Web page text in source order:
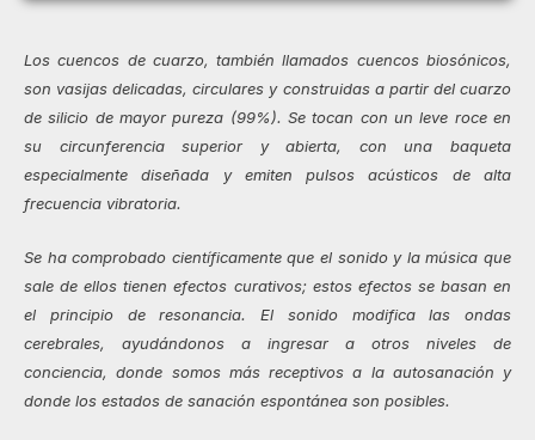
Los cuencos de cuarzo, también llamados cuencos biosónicos,
son vasijas delicadas, circulares y construidas a partir del cuarzo
de silicio de mayor pureza (99%). Se tocan con un leve roce en
su circunferencia superior y abierta, con una baqueta
especialmente diseñada y emiten pulsos acústicos de alta
frecuencia vibratoria.
Se ha comprobado científicamente que el sonido y la música que
sale de ellos tienen efectos curativos; estos efectos se basan en
el principio de resonancia. El sonido modifica las ondas
cerebrales, ayudándonos a ingresar a otros niveles de
conciencia, donde somos más receptivos a la autosanación y
donde los estados de sanación espontánea son posibles.